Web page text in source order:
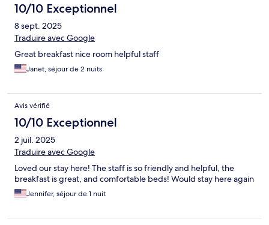
10/10 Exceptionnel
8 sept. 2025
Traduire avec Google
Great breakfast nice room helpful staff
Janet, séjour de 2 nuits
Avis vérifié
10/10 Exceptionnel
2 juil. 2025
Traduire avec Google
Loved our stay here! The staff is so friendly and helpful, the
breakfast is great, and comfortable beds! Would stay here again
Jennifer, séjour de 1 nuit